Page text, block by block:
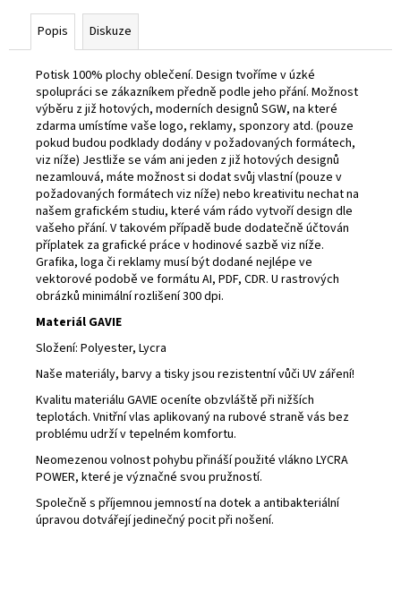
Popis Diskuze
Potisk 100% plochy oblečení. Design tvoříme v úzké
spolupráci se zákazníkem předně podle jeho přání. Možnost
výběru z již hotových, moderních designů SGW, na které
zdarma umístíme vaše logo, reklamy, sponzory atd. (pouze
pokud budou podklady dodány v požadovaných formátech,
viz níže) Jestliže se vám ani jeden z již hotových designů
nezamlouvá, máte možnost si dodat svůj vlastní (pouze v
požadovaných formátech viz níže) nebo kreativitu nechat na
našem grafickém studiu, které vám rádo vytvoří design dle
vašeho přání. V takovém případě bude dodatečně účtován
příplatek za grafické práce v hodinové sazbě viz níže.
Grafika, loga či reklamy musí být dodané nejlépe ve
vektorové podobě ve formátu AI, PDF, CDR. U rastrových
obrázků minimální rozlišení 300 dpi.
Materiál GAVIE
Složení: Polyester, Lycra
Naše materiály, barvy a tisky jsou rezistentní vůči UV záření!
Kvalitu materiálu GAVIE oceníte obzvláště při nižších
teplotách. Vnitřní vlas aplikovaný na rubové straně vás bez
problému udrží v tepelném komfortu.
Neomezenou volnost pohybu přináší použité vlákno LYCRA
POWER, které je význačné svou pružností.
Společně s příjemnou jemností na dotek a antibakteriální
úpravou dotvářejí jedinečný pocit při nošení.